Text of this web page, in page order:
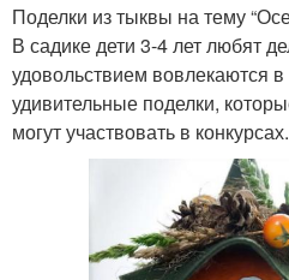
Поделки из тыквы на тему
В садике дети 3-4 лет любят
удовольствием вовлекаются
удивительные поделки,
могут участвовать в конкурсах.